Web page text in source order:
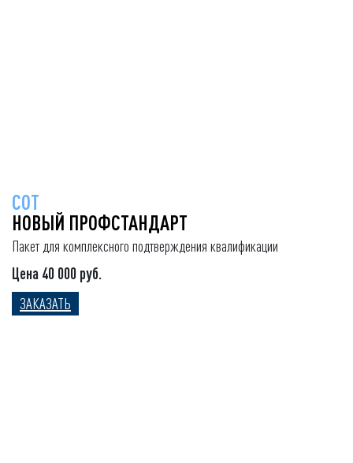
СОТ
НОВЫЙ ПРОФСТАНДАРТ
Пакет для комплексного подтверждения квалификации
Цена 40 000 руб.
ЗАКАЗАТЬ